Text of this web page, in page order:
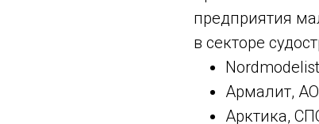
предприятия
в секторе
Nordmodelist
Армалит, АО
Арктика,